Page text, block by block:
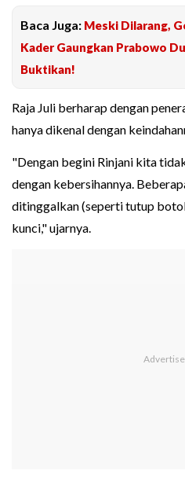
Baca Juga: Meski Dilarang,
Kader Gaungkan Prabowo
Buktikan!
Raja Juli berharap dengan
hanya dikenal dengan
"Dengan begini Rinjani kita
dengan kebersihannya.
ditinggalkan (seperti tutup
kunci," ujarnya.